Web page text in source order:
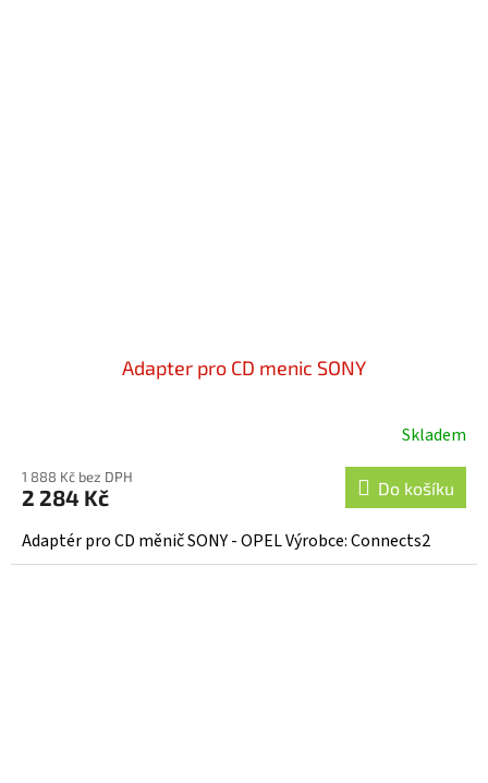
Adapter pro CD menic SONY
Skladem
1 888 Kč bez DPH
2 284 Kč Do košíku
Adaptér pro CD měnič SONY - OPEL Výrobce: Connects2